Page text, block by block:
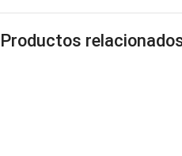
Productos